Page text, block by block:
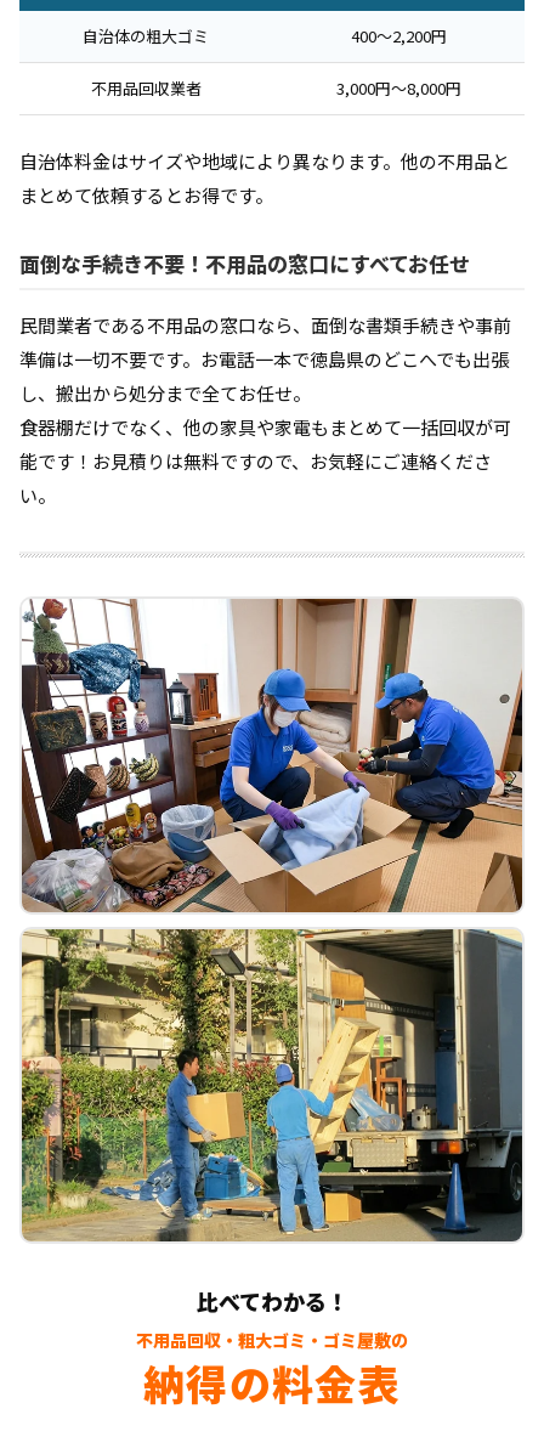
自治体の粗大ゴミ 400〜2,200円
不用品回収業者 3,000円〜8,000円
自治体料金はサイズや地域により異なります。他の不用品と
まとめて依頼するとお得です。
面倒な手続き不要！不用品の窓口にすべてお任せ
民間業者である不用品の窓口なら、面倒な書類手続きや事前
準備は一切不要です。お電話一本で徳島県のどこへでも出張
し、搬出から処分まで全てお任せ。
食器棚だけでなく、他の家具や家電もまとめて一括回収が可
能です！お見積りは無料ですので、お気軽にご連絡くださ
い。
比べてわかる！
不用品回収・粗大ゴミ・ゴミ屋敷の
納得の料金表